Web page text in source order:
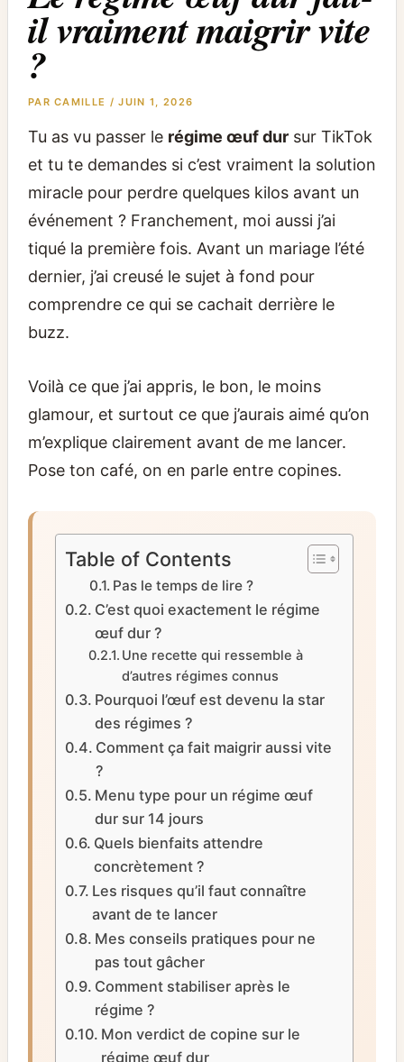
il vraiment maigrir vite
?
PARCAMILLE /JUIN 1, 2026
Tu as vu passer le régime œuf dursur TikTok
et tu te demandes si c’est vraiment la solution
miracle pour perdre quelques kilos avant un
événement ? Franchement, moi aussi j’ai
tiqué la première fois. Avant un mariage l’été
dernier, j’ai creusé le sujet à fond pour
comprendre ce qui se cachait derrière le
buzz.
Voilà ce que j’ai appris, le bon, le moins
glamour, et surtout ce que j’aurais aimé qu’on
m’explique clairement avant de me lancer.
Pose ton café, on en parle entre copines.
Table of Contents
Pas le temps de lire ?
C’est quoi exactement le régime
œuf dur ?
Une recette qui ressemble à
d’autres régimes connus
Pourquoi l’œuf est devenu la star
des régimes ?
Comment ça fait maigrir aussi vite
?
Menu type pour un régime œuf
dur sur 14 jours
Quels bienfaits attendre
concrètement ?
Les risques qu’il faut connaître
avant de te lancer
Mes conseils pratiques pour ne
pas tout gâcher
Comment stabiliser après le
régime ?
Mon verdict de copine sur le
régime œuf dur